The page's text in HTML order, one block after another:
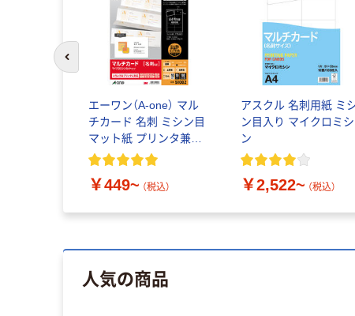
エーワン（A-one） マル
チカード 名刺 ミシン目
マット紙 プリンタ兼用
A4 10面
￥449~ （税込）
アスクル 名刺用紙 ミ
ン目入り マイクロミシ
ン
￥2,522~ （税込）
前のスライドへ
人気の商品